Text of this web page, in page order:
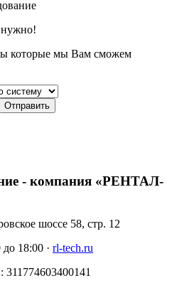
нужно!
которые мы Вам сможем
Отправить
- компания «РЕНТАЛ-
шоссе 58, стр. 12
18:00 · rl-tech.ru
311774603400141